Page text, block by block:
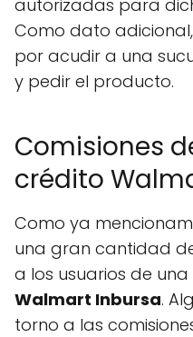
autorizadas para
Como dato
por acudir a una
y pedir el producto.
Comisiones
crédito
Como ya
una gran cantidad
a los usuarios de una
Walmart Inbursa.
torno a las